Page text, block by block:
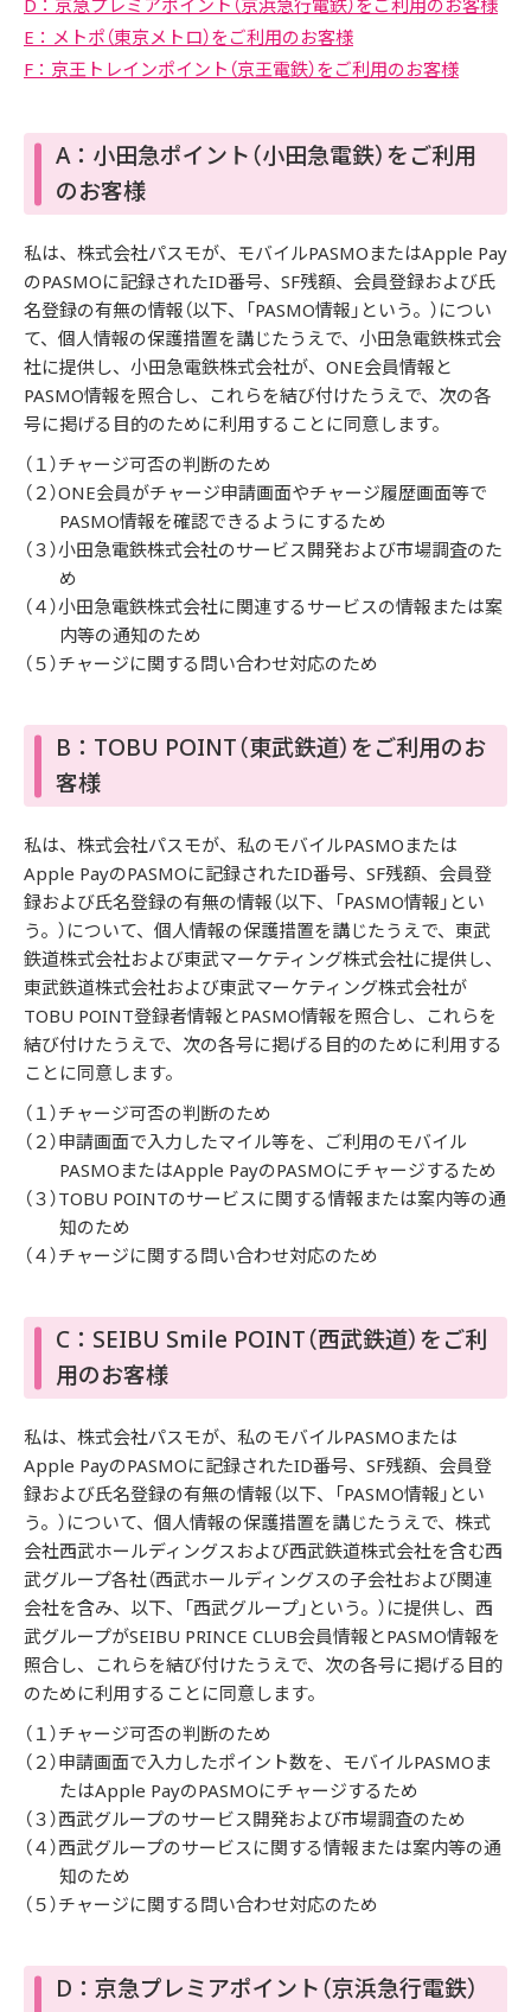
D：京急プレミアポイント（京浜急行電鉄）をご利用のお客様
E：メトポ（東京メトロ）をご利用のお客様
F：京王トレインポイント（京王電鉄）をご利用のお客様
A：小田急ポイント（小田急電鉄）をご利用
のお客様
私は、株式会社パスモが、モバイルPASMOまたはApple Pay
のPASMOに記録されたID番号、SF残額、会員登録および氏
名登録の有無の情報（以下、「PASMO情報」という。）につい
て、個人情報の保護措置を講じたうえで、小田急電鉄株式会
社に提供し、小田急電鉄株式会社が、ONE会員情報と
PASMO情報を照合し、これらを結び付けたうえで、次の各
号に掲げる目的のために利用することに同意します。
（１）チャージ可否の判断のため
（２）ONE会員がチャージ申請画面やチャージ履歴画面等で
PASMO情報を確認できるようにするため
（３）小田急電鉄株式会社のサービス開発および市場調査のた
め
（４）小田急電鉄株式会社に関連するサービスの情報または案
内等の通知のため
（５）チャージに関する問い合わせ対応のため
B：TOBU POINT（東武鉄道）をご利用のお
客様
私は、株式会社パスモが、私のモバイルPASMOまたは
Apple PayのPASMOに記録されたID番号、SF残額、会員登
録および氏名登録の有無の情報（以下、「PASMO情報」とい
う。）について、個人情報の保護措置を講じたうえで、東武
鉄道株式会社および東武マーケティング株式会社に提供し、
東武鉄道株式会社および東武マーケティング株式会社が
TOBU POINT登録者情報とPASMO情報を照合し、これらを
結び付けたうえで、次の各号に掲げる目的のために利用する
ことに同意します。
（１）チャージ可否の判断のため
（２）申請画面で入力したマイル等を、ご利用のモバイル
PASMOまたはApple PayのPASMOにチャージするため
（３）TOBU POINTのサービスに関する情報または案内等の通
知のため
（４）チャージに関する問い合わせ対応のため
C：SEIBU Smile POINT（西武鉄道）をご利
用のお客様
私は、株式会社パスモが、私のモバイルPASMOまたは
Apple PayのPASMOに記録されたID番号、SF残額、会員登
録および氏名登録の有無の情報（以下、「PASMO情報」とい
う。）について、個人情報の保護措置を講じたうえで、株式
会社西武ホールディングスおよび西武鉄道株式会社を含む西
武グループ各社（西武ホールディングスの子会社および関連
会社を含み、以下、「西武グループ」という。）に提供し、西
武グループがSEIBU PRINCE CLUB会員情報とPASMO情報を
照合し、これらを結び付けたうえで、次の各号に掲げる目的
のために利用することに同意します。
（１）チャージ可否の判断のため
（２）申請画面で入力したポイント数を、モバイルPASMOま
たはApple PayのPASMOにチャージするため
（３）西武グループのサービス開発および市場調査のため
（４）西武グループのサービスに関する情報または案内等の通
知のため
（５）チャージに関する問い合わせ対応のため
D：京急プレミアポイント（京浜急行電鉄）